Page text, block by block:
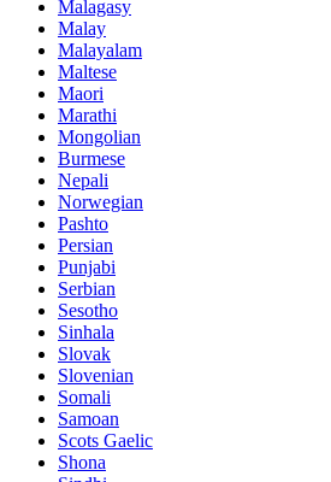
Malagasy
Malay
Malayalam
Maltese
Maori
Marathi
Mongolian
Burmese
Nepali
Norwegian
Pashto
Persian
Punjabi
Serbian
Sesotho
Sinhala
Slovak
Slovenian
Somali
Samoan
Scots Gaelic
Shona